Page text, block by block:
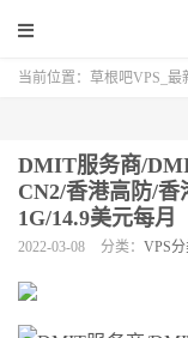
当前位置： 草根吧VPS_最
DMIT服务商/
CN2/香港高防/香
1G/14.9美元每月
2022-03-08 分类： VPS